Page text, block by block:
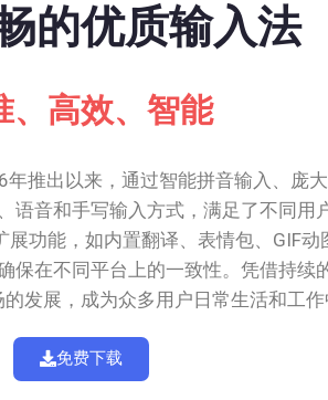
的优质输入法
、高效、智能
推出以来，通过智能拼音输入、庞
音和手写输入方式，满足了不同用
功能，如内置翻译、表情包、GIF
在不同平台上的一致性。凭借持续
发展，成为众多用户日常生活和工作
免费下载